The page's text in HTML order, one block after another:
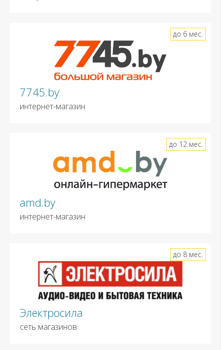
7745.by
интернет-магазин
до 6 мес.
amd.by
интернет-магазин
до 12 мес.
Электросила
сеть магазинов
до 8 мес.